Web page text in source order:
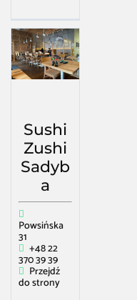
Sushi
Zushi
Sadyb
a
Powsińska
31
+48 22
370 39 39
Przejdź
do strony